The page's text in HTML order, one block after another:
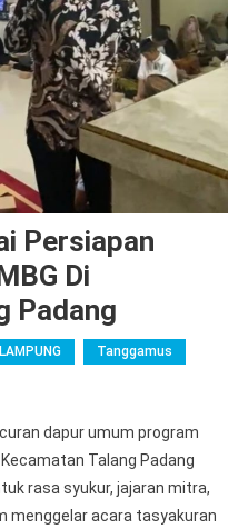
Persiapan
Di
Padang
LAMPUNG Tanggamus
dapur umum program
Talang Padang
rasa syukur, jajaran mitra,
menggelar acara tasyakuran